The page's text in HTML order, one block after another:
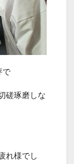
で
磋琢磨しな
れ様でし